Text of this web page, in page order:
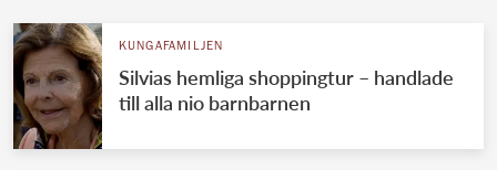
KUNGAFAMILJEN
Silvias hemliga shoppingtur – handlade
till alla nio barnbarnen